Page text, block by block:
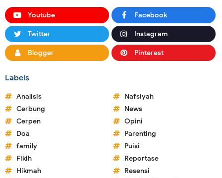
Youtube Facebook
Twitter Instagram
Blogger Pinterest
Labels
Analisis
Cerbung
Cerpen
Doa
family
Fikih
Hikmah
Nafsiyah
News
Opini
Parenting
Puisi
Reportase
Resensi